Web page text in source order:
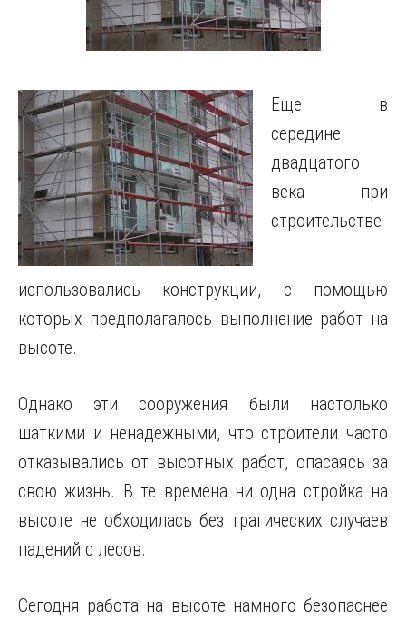
Еще в
середине
двадцатого
века при
строительстве
использовались конструкции, с помощью
которых предполагалось выполнение работ на
высоте.
Однако эти сооружения были настолько
шаткими и ненадежными, что строители часто
отказывались от высотных работ, опасаясь за
свою жизнь. В те времена ни одна стройка на
высоте не обходилась без трагических случаев
падений с лесов.
Сегодня работа на высоте намного безопаснее